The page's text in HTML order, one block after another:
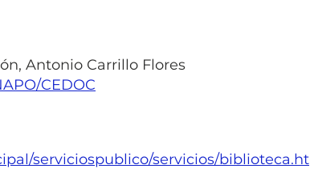
Antonio Carrillo Flores
CEDOC
serviciospublico/servicios/biblioteca.ht